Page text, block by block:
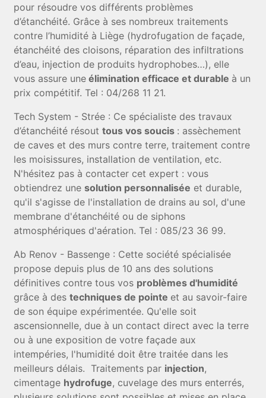
pour résoudre vos différents problèmes
d’étanchéité. Grâce à ses nombreux traitements
contre l’humidité à Liège (hydrofugation de façade,
étanchéité des cloisons, réparation des infiltrations
d’eau, injection de produits hydrophobes…), elle
vous assure une élimination efficace et durable à un
prix compétitif. Tel : 04/268 11 21.
Tech System - Strée : Ce spécialiste des travaux
d’étanchéité résouttous vos soucis : assèchement
de caves et des murs contre terre, traitement contre
les moisissures, installation de ventilation, etc.
N'hésitez pas à contacter cet expert : vous
obtiendrez unesolution personnalisée et durable,
qu'il s'agisse de l'installation de drains au sol, d'une
membrane d'étanchéité ou de siphons
atmosphériques d'aération. Tel : 085/23 36 99.
Ab Renov - Bassenge : Cette société spécialisée
propose depuis plus de 10 ans des solutions
définitives contre tous vos problèmes d'humidité
grâce à destechniques de pointe et au savoir-faire
de son équipe expérimentée. Qu'elle soit
ascensionnelle, due à un contact direct avec la terre
ou à une exposition de votre façade aux
intempéries, l'humidité doit être traitée dans les
meilleurs délais. Traitements par injection,
cimentage hydrofuge, cuvelage des murs enterrés,